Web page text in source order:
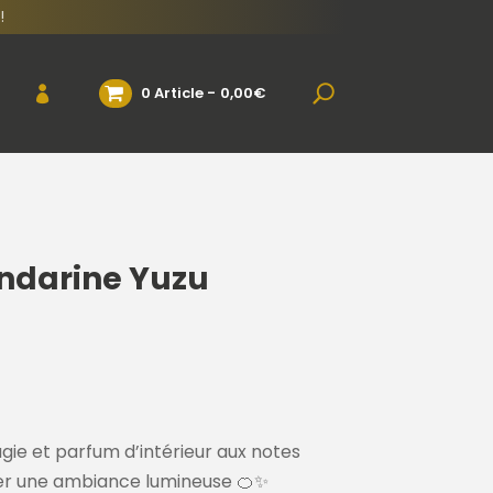
0 Article 0,00€
Yuzu
et parfum d’intérieur aux notes
ambiance lumineuse 🍊✨